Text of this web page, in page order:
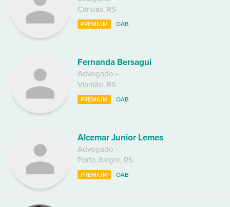
Canoas, RS
PREMIUM OAB
Fernanda Bersagui
Advogado -
Viamão, RS
PREMIUM OAB
Alcemar Junior Lemes
Advogado -
Porto Alegre, RS
PREMIUM OAB